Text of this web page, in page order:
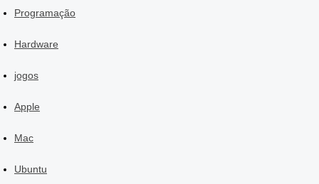
Programação
Hardware
jogos
Apple
Mac
Ubuntu